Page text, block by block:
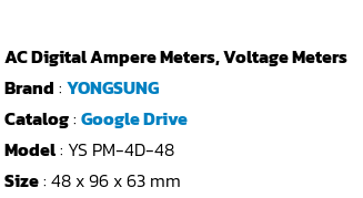
AC Digital Ampere Meters, Voltage Meters
Brand : YONGSUNG
Catalog: Google Drive
Model: YS PM-4D-48
Size: 48 x 96 x 63 mm